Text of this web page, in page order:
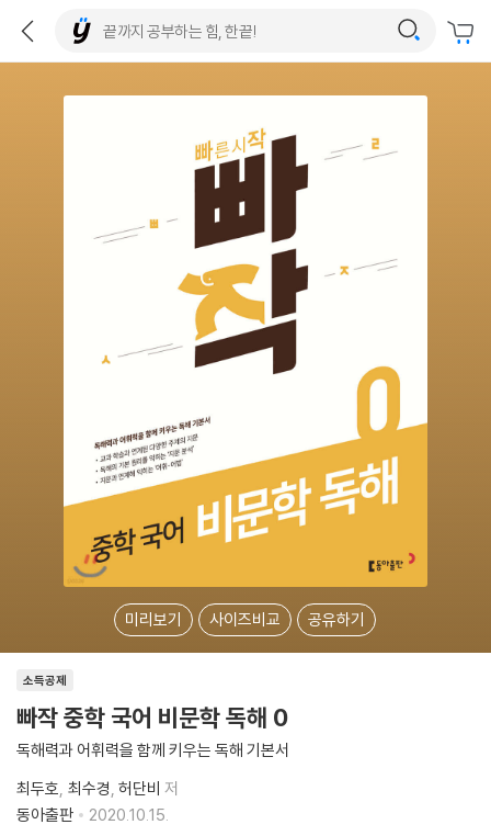
미리보기 사이즈비교 공유하기
소득공제
빠작 중학 국어 비문학 독해 0
독해력과 어휘력을 함께 키우는 독해 기본서
최두호 최수경 허단비 저
동아출판
2020.10.15.